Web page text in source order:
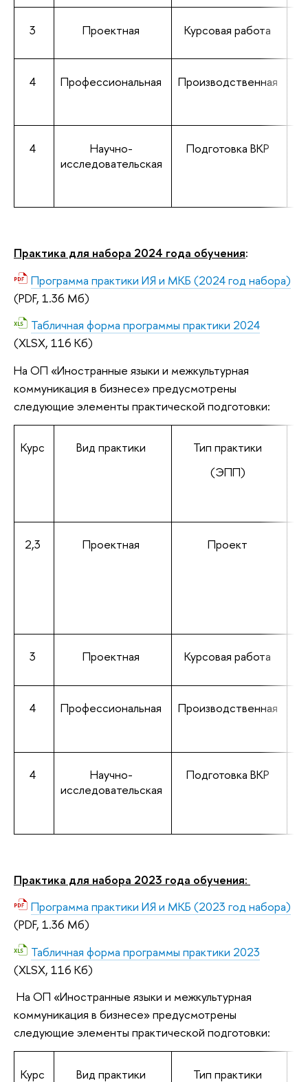
3 Проектная Курсовая работа
4 Профессиональная Производственная
4
Научно-
исследовательская
Подготовка ВКР
Практика для набора 2024 года обучения:
Программа практики ИЯ и МКБ (2024 год набора)
(PDF, 1.36 Мб)
Табличная форма программы практики 2024
(XLSX, 116 Кб)
На ОП «Иностранные языки и межкультурная
коммуникация в бизнесе» предусмотрены
следующие элементы практической подготовки:
Курс Вид практики
Тип практики
(ЭПП)
2,3 Проектная Проект
3 Проектная Курсовая работа
4 Профессиональная Производственная
4
Научно-
исследовательская
Подготовка ВКР
Практика для набора 2023 года обучения:
Программа практики ИЯ и МКБ (2023 год набора)
(PDF, 1.36 Мб)
Табличная форма программы практики 2023
(XLSX, 116 Кб)
На ОП «Иностранные языки и межкультурная
коммуникация в бизнесе» предусмотрены
следующие элементы практической подготовки:
Курс Вид практики Тип практики